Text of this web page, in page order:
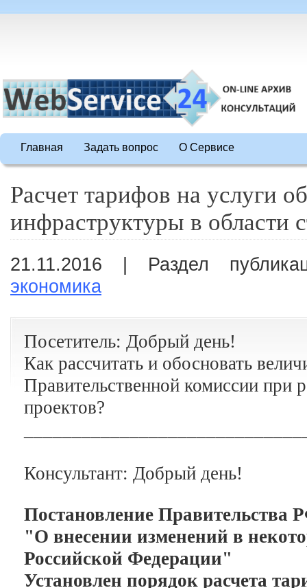
Главная Задать вопрос О Сервисе
Расчет тарифов на услуги
инфраструктуры в области
21.11.2016 | Раздел
экономика
Посетитель: Добрый день!
Как рассчитать и обосновать
Правительственной комиссии при
проектов?
Консультант: Добрый день!
Постановление Правительства
"О внесении изменений в
Российской Федерации"
Установлен порядок расчета